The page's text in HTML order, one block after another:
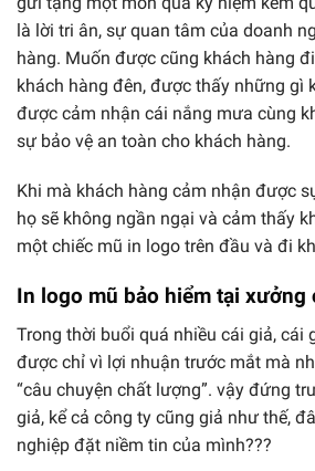
là lời tri ân, sự quan tâm của doanh
hàng. Muốn được cũng khách hàng
khách hàng đên, được thấy những gì
được cảm nhận cái nắng mưa cùng
sự bảo vệ an toàn cho khách hàng.
Khi mà khách hàng cảm nhận được
họ sẽ không ngần ngại và cảm thấy
một chiếc mũ in logo trên đầu và đi
In logo mũ bảo hiểm tại xưởng
Trong thời buổi quá nhiều cái giả, cái
được chỉ vì lợi nhuận trước mắt mà
“câu chuyện chất lượng”. vậy đứng
giả, kể cả công ty cũng giả như thế,
nghiệp đặt niềm tin của mình???